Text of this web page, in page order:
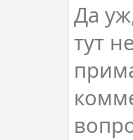
Да
тут